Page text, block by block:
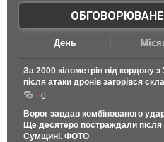
ОБГОВОРЮВАНЕ
День
За 2000 кілометрів від кордону
після атаки дронів загорівся
0
Ворог завдав комбінованого
Ще десятеро постраждали
Сумщині. ФОТО